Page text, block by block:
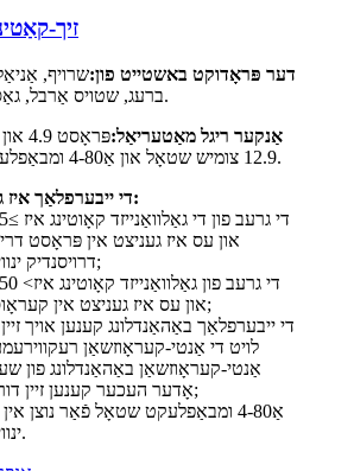
זיך-
דער פּראָדוקט באשטייט פון:שרויף,
ברעג, שטויס אַרבל, גאַסקאַט, נוס.
אַנקער ריגל מאַטעריאַל:
12.9 צומיש שטאָל און אַ4-80 ומבאַפלעקט שטאָל.
די ייבערפלאַך איז גאַלוואַנייזד:
און עס איז געניצט אין פּראָסט
דרויסנדיק ינווייראַנמאַנץ;
און עס איז געניצט אין קעראָוסיוו סוויווע;
די ייבערפלאַך באַהאַנדלונג קענען אויך
לויט די אַנטי-קעראָוזשאַן
אַנטי-קעראָוזשאַן באַהאַנדלונג פון
אָדער העכער קענען זיין דורכגעקאָכט;
אַ4-80 ומבאַפלעקט שטאָל פֿאַר נוצן
ינווייראַנמאַנץ.